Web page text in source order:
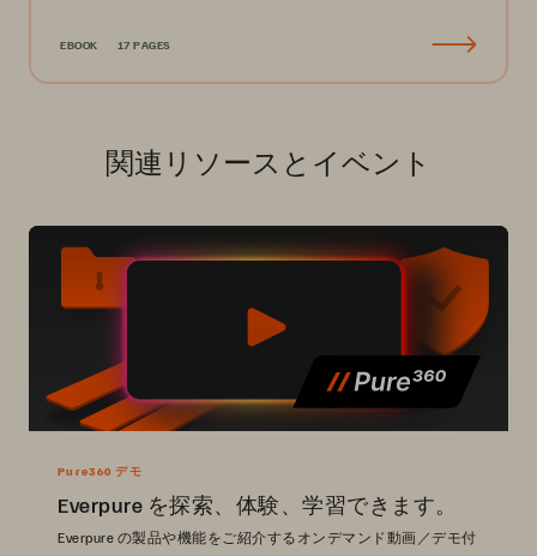
EBOOK 17 PAGES
関連リソースとイベント
Pure360 デモ
Everpure を探索、体験、学習できます。
Everpure の製品や機能をご紹介するオンデマンド動画／デモ付